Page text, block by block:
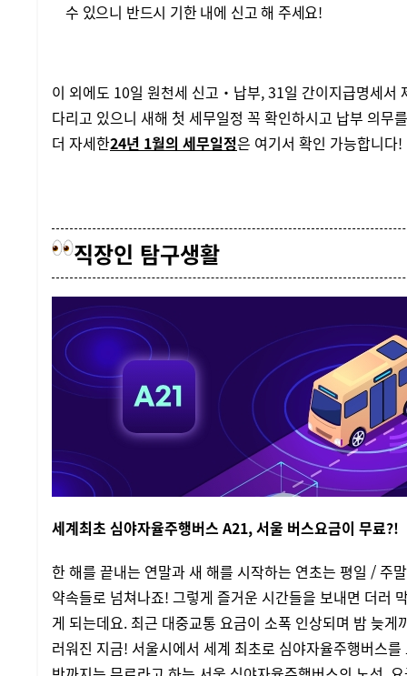
수 있으니 반드시 기한 내에 신고 해 주세요!
이 외에도 10일 원천세 신고・납부, 31일 간이지급명세서
다리고 있으니 새해 첫 세무일정 꼭 확인하시고 납부 의무
더 자세한24년 1월의 세무일정은 여기서 확인 가능합니다!
직장인 탐구생활
세계최초 심야자율주행버스 A21, 서울 버스요금이 무료?!
한 해를 끝내는 연말과 새 해를 시작하는 연초는 평일 / 주
약속들로 넘쳐나죠! 그렇게 즐거운 시간들을 보내면 더러
게 되는데요. 최근 대중교통 요금이 소폭 인상되며 밤 늦게
러워진 지금! 서울시에서 세계 최초로 심야자율주행버스